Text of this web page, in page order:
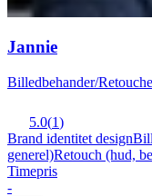
Jannie
Billedbehander/
5.0(1)
Brand identitet design
generel)Retouch (hud,
Timepris
-